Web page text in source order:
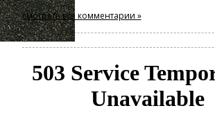
смотреть все комментарии »